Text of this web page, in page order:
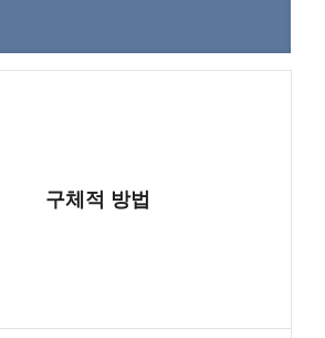
구체적 방법